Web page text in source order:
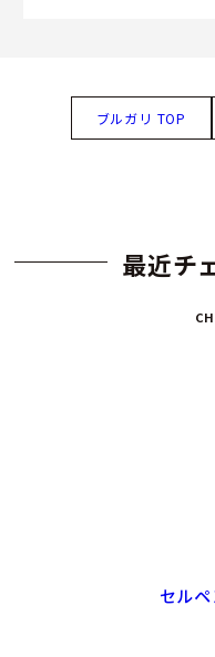
ブルガリ TOP
最近チ
セル